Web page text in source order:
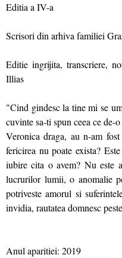
Editia a IV-a
Scrisori din arhiva familiei
Editie ingrijita, transcriere,
Illias
"Cind gindesc la tine mi se
cuvinte sa-ti spun ceea ce de-
Veronica draga, au n-am
fericirea nu poate exista?
iubire cita o avem? Nu este
lucrurilor lumii, o anomalie
potriveste amorul si
invidia, rautatea domnesc
Anul aparitiei: 2019